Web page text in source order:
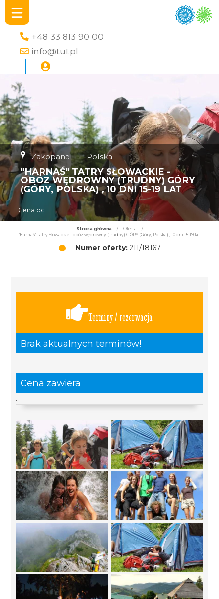
+48 33 813 90 00
info@tu1.pl
Zakopane → Polska
"HARNAŚ" TATRY SŁOWACKIE -
OBÓZ WĘDROWNY (TRUDNY) GÓRY
(GÓRY, POLSKA) , 10 DNI 15-19 LAT
Cena od
Strona główna / Oferta
/
"Harnaś" Tatry Słowackie - obóz wędrowny (trudny) GÓRY (Góry, Polska) , 10 dni 15-19 lat
Numer oferty:211/18167
Terminy / rezerwacja
Brak aktualnych terminów!
Cena zawiera
.